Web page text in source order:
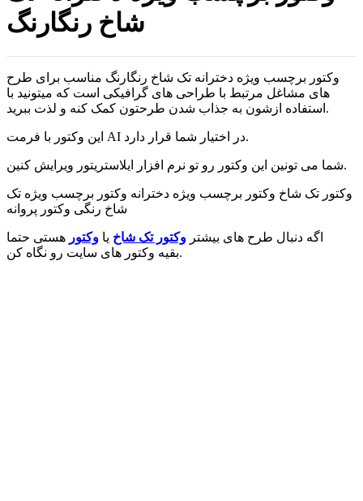
شاخ رنگارنگ
وکتور برچسب ویژه دخترانه تک شاخ رنگارنگ مناسب برای طرح
های مشاغل مرتبط با طراحی های گرافیکی است که میتونید با
استفاده ازشون به جذاب شدن طرحتون کمک کنه و لذت ببرید.
این وکتور با فرمت AI در اختیار شما قرار دارد.
شما می تونین این وکتور رو تو نرم افزار ایلاستریتور ویرایش کنین.
وکتور تک شاخ وکتور برچسب ویژه دخترانه وکتور برچسب ویژه تک
شاخ رنگی وکتور پروانه
اگه دنبال طرح های بیشتر وکتور تک شاخ یا وکتور هستی حتما
بقیه وکتور های سایت رو نگاه کن.